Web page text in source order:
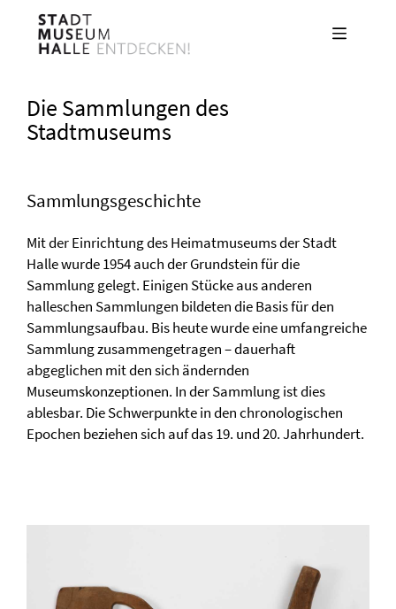
Die Sammlungen des
Stadtmuseums
Sammlungsgeschichte
Mit der Einrichtung des Heimatmuseums der Stadt
Halle wurde 1954 auch der Grundstein für die
Sammlung gelegt. Einigen Stücke aus anderen
halleschen Sammlungen bildeten die Basis für den
Sammlungsaufbau. Bis heute wurde eine umfangreiche
Sammlung zusammengetragen – dauerhaft
abgeglichen mit den sich ändernden
Museumskonzeptionen. In der Sammlung ist dies
ablesbar. Die Schwerpunkte in den chronologischen
Epochen beziehen sich auf das 19. und 20. Jahrhundert.